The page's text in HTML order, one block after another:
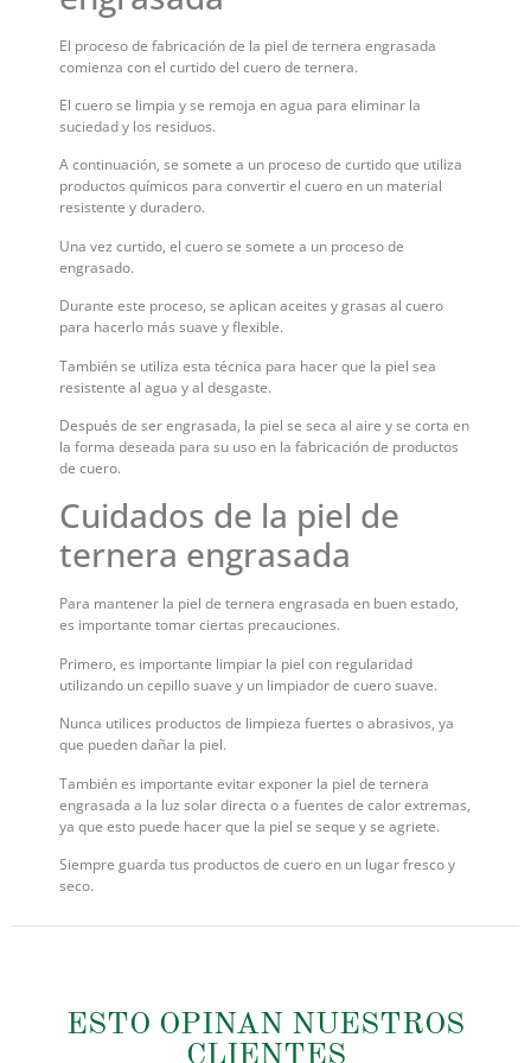
El proceso de fabricación de la piel de ternera engrasada
comienza con el curtido del cuero de ternera.
El cuero se limpia y se remoja en agua para eliminar la
suciedad y los residuos.
A continuación, se somete a un proceso de curtido que utiliza
productos químicos para convertir el cuero en un material
resistente y duradero.
Una vez curtido, el cuero se somete a un proceso de
engrasado.
Durante este proceso, se aplican aceites y grasas al cuero
para hacerlo más suave y flexible.
También se utiliza esta técnica para hacer que la piel sea
resistente al agua y al desgaste.
Después de ser engrasada, la piel se seca al aire y se corta en
la forma deseada para su uso en la fabricación de productos
de cuero.
Cuidados de la piel de
ternera engrasada
Para mantener la piel de ternera engrasada en buen estado,
es importante tomar ciertas precauciones.
Primero, es importante limpiar la piel con regularidad
utilizando un cepillo suave y un limpiador de cuero suave.
Nunca utilices productos de limpieza fuertes o abrasivos, ya
que pueden dañar la piel.
También es importante evitar exponer la piel de ternera
engrasada a la luz solar directa o a fuentes de calor extremas,
ya que esto puede hacer que la piel se seque y se agriete.
Siempre guarda tus productos de cuero en un lugar fresco y
seco.
ESTO OPINAN NUESTROS
CLIENTES